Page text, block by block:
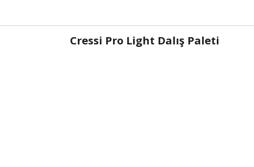
Cressi Pro Light Dalış Paleti